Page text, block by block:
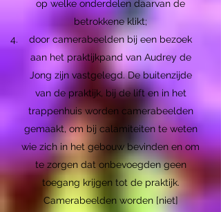
op welke onderdelen daarvan de
betrokkene klikt;
door camerabeelden bij een bezoek
aan het praktijkpand van Audrey de
Jong zijn vastgelegd. De buitenzijde
van de praktijk, bij de lift en in het
trappenhuis worden camerabeelden
gemaakt, om bij calamiteiten te weten
wie zich in het gebouw bevinden en om
te zorgen dat onbevoegden geen
toegang krijgen tot de praktijk.
Camerabeelden worden [niet]